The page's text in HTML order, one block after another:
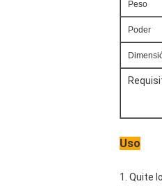
Peso
Poder
Uso
1. Quite